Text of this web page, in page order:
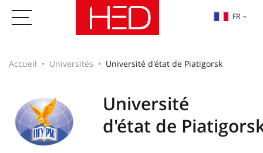
FR
Accueil Universités Université d'état de Piatigorsk
Université
d'état de